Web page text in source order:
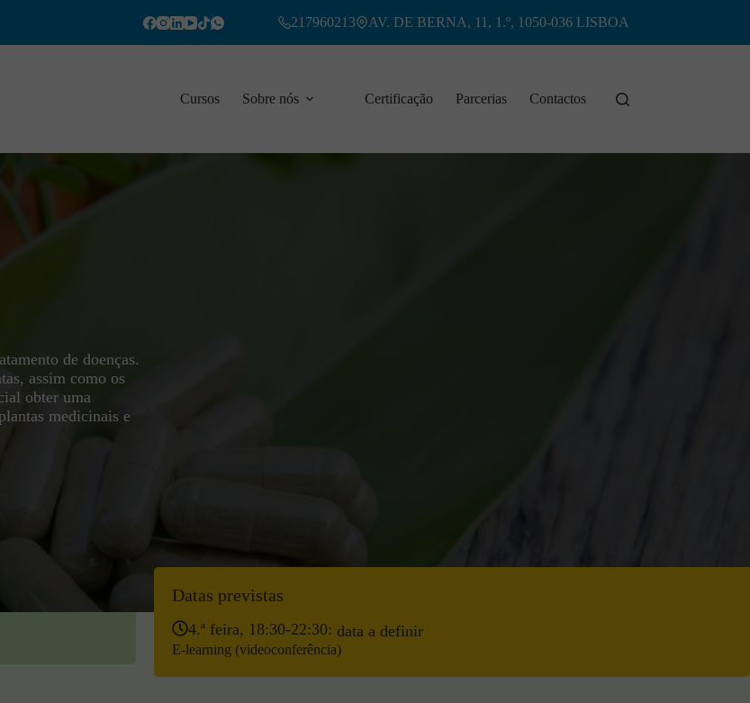
217960213 AV. DE BERNA, 11, 1.º, 1050-036 LISBOA
Cursos Sobre nós Certificação Parcerias Contactos
de doenças.
assim como os
obter uma
medicinais e
Datas previstas
4.ª feira, 18:30-22:30: data a definir
E-learning (videoconferência)